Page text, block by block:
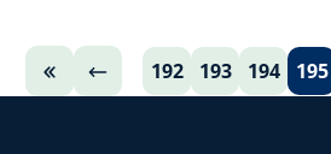
192 193 194 195